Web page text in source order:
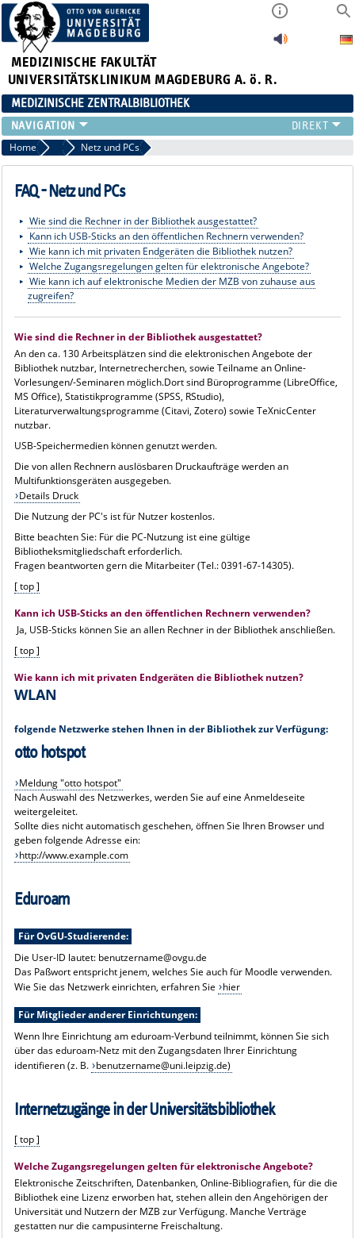
MEDIZINISCHE FAKULTÄT
UNIVERSITÄTSKLINIKUM MAGDEBURG A. ö. R.
MEDIZINISCHE ZENTRALBIBLIOTHEK
LITERATURSUCHE
SERVICE
INFORMATIONSKOMPETENZ
PUBLIZIEREN
NEU HIER?
SUCHE A-Z
Home FAQ Netz und PCs
FAQ - Netz und PCs
Wie sind die Rechner in der Bibliothek ausgestattet?
Kann ich USB-Sticks an den öffentlichen Rechnern verwenden?
Wie kann ich mit privaten Endgeräten die Bibliothek nutzen?
Welche Zugangsregelungen gelten für elektronische Angebote?
Wie kann ich auf elektronische Medien der MZB von zuhause aus
zugreifen?
Wie sind die Rechner in der Bibliothek ausgestattet?
An den ca. 130 Arbeitsplätzen sind die elektronischen Angebote der
Bibliothek nutzbar, Internetrecherchen, sowie Teilname an Online-
Vorlesungen/-Seminaren möglich.Dort sind Büroprogramme (LibreOffice,
MS Office), Statistikprogramme (SPSS, RStudio),
Literaturverwaltungsprogramme (Citavi, Zotero) sowie TeXnicCenter
nutzbar.
USB-Speichermedien können genutzt werden.
Die von allen Rechnern auslösbaren Druckaufträge werden an
Multifunktionsgeräten ausgegeben.
Details Druck
Die Nutzung der PC's ist für Nutzer kostenlos.
Bitte beachten Sie: Für die PC-Nutzung ist eine gültige
Bibliotheksmitgliedschaft erforderlich.
Fragen beantworten gern die Mitarbeiter (Tel.: 0391-67-14305).
[ top ]
Kann ich USB-Sticks an den öffentlichen Rechnern verwenden?
Ja, USB-Sticks können Sie an allen Rechner in der Bibliothek anschließen.
[ top ]
Wie kann ich mit privaten Endgeräten die Bibliothek nutzen?
WLAN
folgende Netzwerke stehen Ihnen in der Bibliothek zur Verfügung:
otto hotspot
Meldung "otto hotspot"
Nach Auswahl des Netzwerkes, werden Sie auf eine Anmeldeseite
weitergeleitet.
Sollte dies nicht automatisch geschehen, öffnen Sie Ihren Browser und
geben folgende Adresse ein:
http://www.example.com
Eduroam
Für OvGU-Studierende:
Die User-ID lautet: benutzername@ovgu.de
Das Paßwort entspricht jenem, welches Sie auch für Moodle verwenden.
Wie Sie das Netzwerk einrichten, erfahren Sie
hier
Für Mitglieder anderer Einrichtungen:
Wenn Ihre Einrichtung am eduroam-Verbund teilnimmt, können Sie sich
über das eduroam-Netz mit den Zugangsdaten Ihrer Einrichtung
identifieren (z. B. benutzername@uni.leipzig.de)
Internetzugänge in der Universitätsbibliothek
[ top ]
Welche Zugangsregelungen gelten für elektronische Angebote?
Elektronische Zeitschriften, Datenbanken, Online-Bibliografien, für die die
Bibliothek eine Lizenz erworben hat, stehen allein den Angehörigen der
Universität und Nutzern der MZB zur Verfügung. Manche Verträge
gestatten nur die campusinterne Freischaltung.